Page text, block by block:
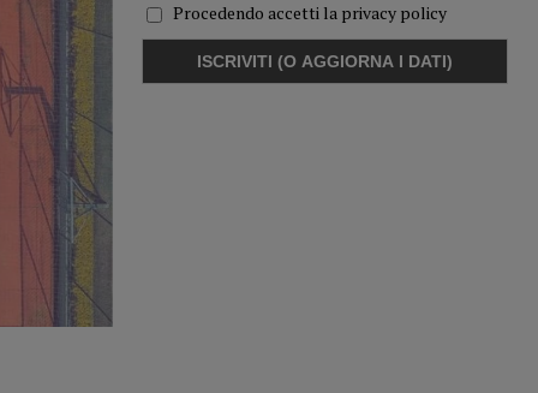
Procedendo accetti la privacy policy